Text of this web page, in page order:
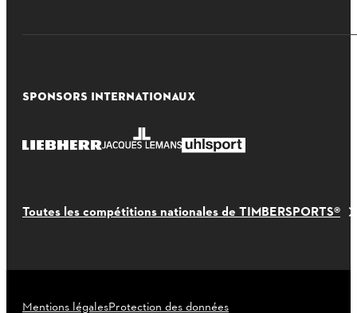
SPONSORS INTERNATIONAUX
Toutes les compétitions nationales de TIMBERSPORTS®
Mentions légalesProtection des données